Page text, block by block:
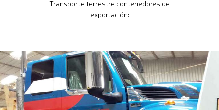
Transporte terrestre contenedores de
exportación: